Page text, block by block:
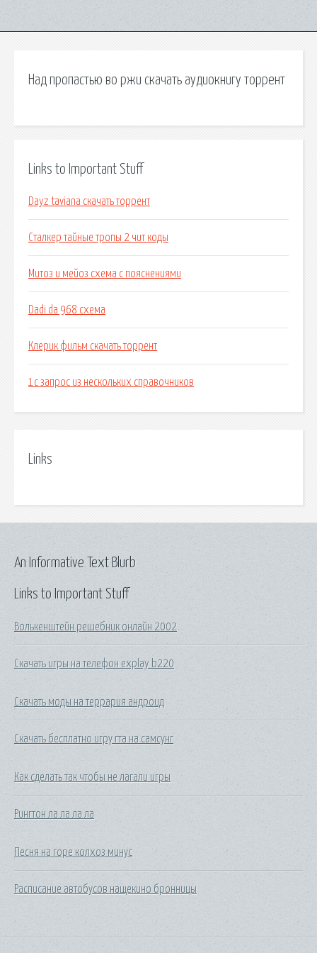
Над пропастью во ржи скачать аудиокнигу торрент
Links to Important Stuff
Dayz taviana скачать торрент
Сталкер тайные тропы 2 чит коды
Митоз и мейоз схема с пояснениями
Dadi da 968 схема
Клерик фильм скачать торрент
1с запрос из нескольких справочников
Links
Links to Important Stuff
Волькенштейн решебник онлайн 2002
Скачать игры на телефон explay b220
Скачать моды на террария андроид
Скачать бесплатно игру гта на самсунг
Как сделать так чтобы не лагали игры
Рингтон ла ла ла ла
Песня на горе колхоз минус
Расписание автобусов нащекино бронницы
An Informative Text Blurb